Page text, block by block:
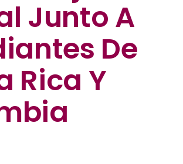
Junto A
De
Rica Y